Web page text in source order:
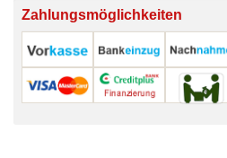
Zahlungsmöglichkeiten